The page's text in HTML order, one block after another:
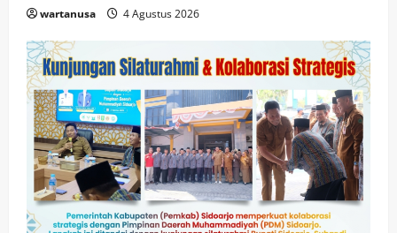
wartanusa 4 Agustus 2026